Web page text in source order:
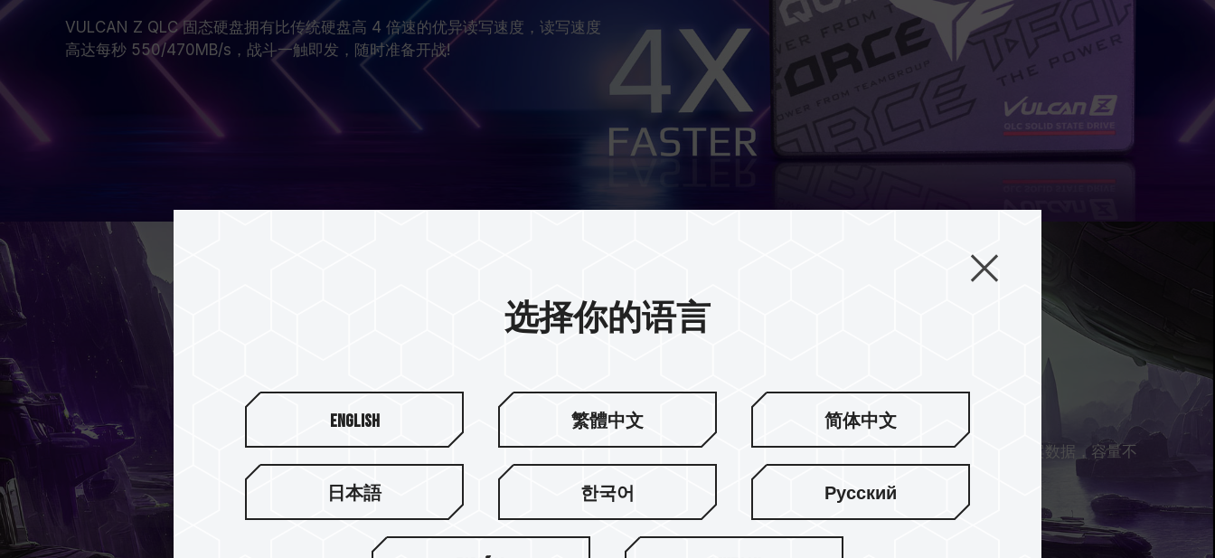
VULCAN Z QLC 固态硬盘拥有比传统硬盘高 4 倍速的优异读写速度，读写速度
高达每秒 550/470MB/s，战斗一触即发，随时准备开战!
TB 级别大容量 游戏储存没烦恼
提供最大高达 4TB 的储存容量，让电竞玩家任意储存游戏及档案数据，容量不
选择你的语言
English 繁體中文 简体中文
日本語 한국어 Русский